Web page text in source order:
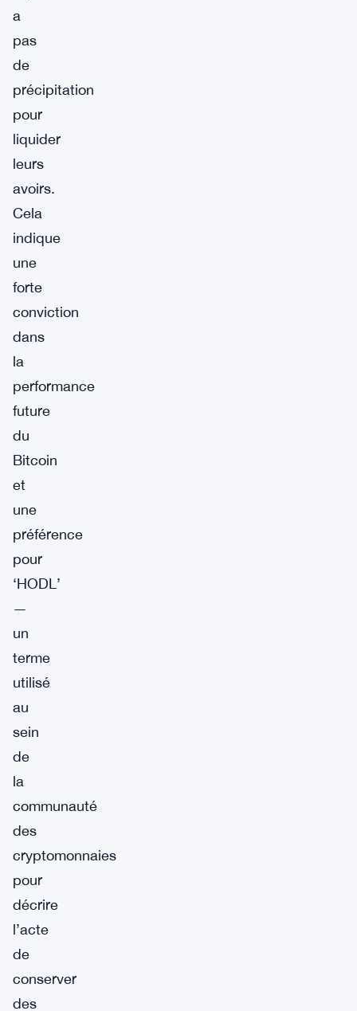
a
pas
de
précipitation
pour
liquider
leurs
avoirs.
Cela
indique
une
forte
conviction
dans
la
performance
future
du
Bitcoin
et
une
préférence
pour
‘HODL’
—
un
terme
utilisé
au
sein
de
la
communauté
des
cryptomonnaies
pour
décrire
l’acte
de
conserver
des